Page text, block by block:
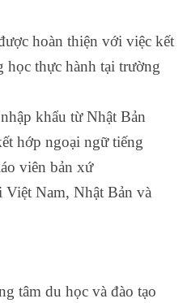
hoàn thiện với việc kết
thực hành tại trường
khẩu từ Nhật Bản
hớp ngoại ngữ tiếng
viên bản xứ
Việt Nam, Nhật Bản và
tâm du học và đào tạo